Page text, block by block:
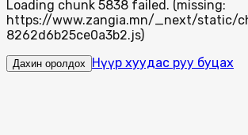
Loading chunk 5838 failed. (missing:
https://www.zangia.mn/_next/static/
8262d6b25ce0a3b2.js)
Дахин оролдох Нүүр хуудас руу буцах